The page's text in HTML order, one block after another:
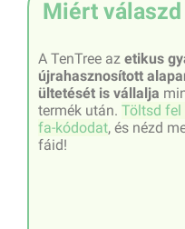
Miért válaszd
A TenTree az etikus
újrahasznosított
ültetését is vállalja
termék után. Töltsd
fa-kódodat, és nézd
fáid!